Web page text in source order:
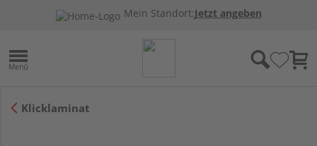
Mein Standort:Jetzt angeben
Klicklaminat